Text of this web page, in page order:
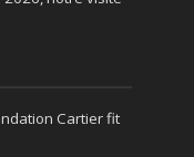
Cartier fit